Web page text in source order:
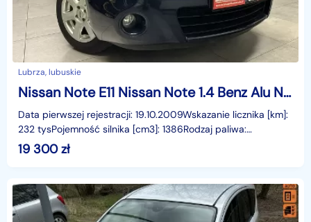
Lubrza, lubuskie
Nissan Note E11 Nissan Note 1.4 Benz Alu Navi Tempomat Rej PL
Data pierwszej rejestracji: 19.10.2009Wskazanie licznika [km]:
232 tysPojemność silnika [cm3]: 1386Rodzaj paliwa:
BenzynaMoc [KM]: 88Komplet kluczyManualna skrz
19 300zł